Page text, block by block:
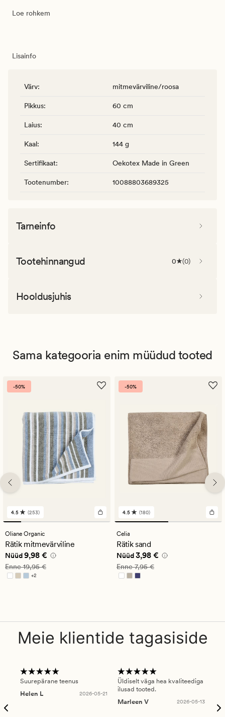
Loe rohkem
Lisainfo
Värv: mitmevärviline/roosa
Pikkus: 60 cm
Laius: 40 cm
Kaal: 144 g
Sertifikaat: Oekotex Made in Green
Tootenumber: 10088803689325
Tarneinfo
Tootehinnangud 0 (0)
Hooldusjuhis
Sama kategooria enim müüdud tooted
-50%
253
arvustust
keskmise
hinnanguga
4.5
4.5 (253)
Oliane Organic
Rätik mitmevärviline
Nåværende pris_ee
Nüüd9,98 €
Vanlig pris_ee
Enne19,95 €
+2
Saadaval rohkemates värvitoonides
-50%
180
arvustust
keskmise
hinnanguga
4.5
4.5 (180)
Celia
Rätik sand
Nåværende pris_ee
Nüüd3,98 €
Vanlig pris_ee
Enne7,95 €
Meie klientide tagasiside
Suurepärane teenus
Helen L
2026-05-21
Üldiselt väga hea kvaliteediga
ilusad tooted.
Marleen V
2026-05-13